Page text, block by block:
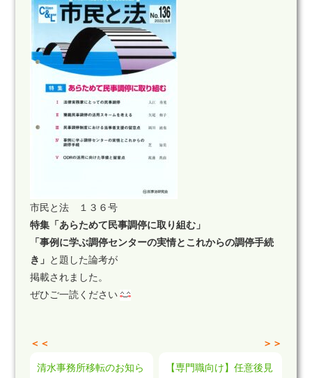
市民と法 １３６号
特集「あらためて民事調停に取り組む」
「事例に学ぶ調停センターの実情とこれからの調停手続
き」 と題した論考が
掲載されました。
ぜひご一読ください
＜＜
清水事務所移転のお知ら
＞＞
【専門職向け】任意後見